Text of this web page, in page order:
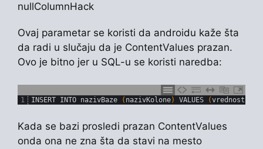
nullColumnHack
Ovaj parametar se koristi da androidu kaže šta
da radi u slučaju da je ContentValues prazan.
Ovo je bitno jer u SQL-u se koristi naredba:
1 INSERT INTO nazivBaze ( nazivKolone) VALUES (vrednost
Kada se bazi prosledi prazan ContentValues
onda ona ne zna šta da stavi na mesto